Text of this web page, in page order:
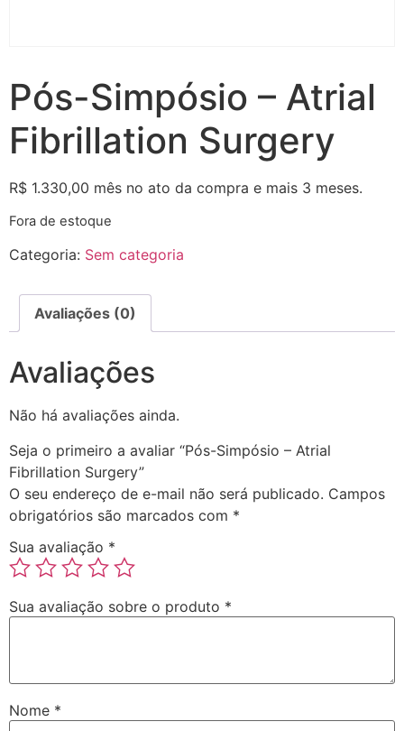
Pós-Simpósio – Atrial
Fibrillation Surgery
R$ 1.330,00 mês no ato da compra e mais 3 meses.
Fora de estoque
Categoria: Sem categoria
Avaliações (0)
Avaliações
Não há avaliações ainda.
Seja o primeiro a avaliar “Pós-Simpósio – Atrial
Fibrillation Surgery”
O seu endereço de e-mail não será publicado. Campos
obrigatórios são marcados com *
Sua avaliação *
Sua avaliação sobre o produto *
Nome *